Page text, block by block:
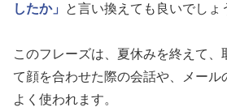
したか」
と言い換えても良いでしょ
このフレーズは、夏休みを終えて、
て顔を合わせた際の会話や、メール
よく使われます。